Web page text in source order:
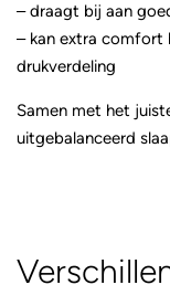
– draagt bij aan
– kan extra comfort
drukverdeling
Samen met het
uitgebalanceerd